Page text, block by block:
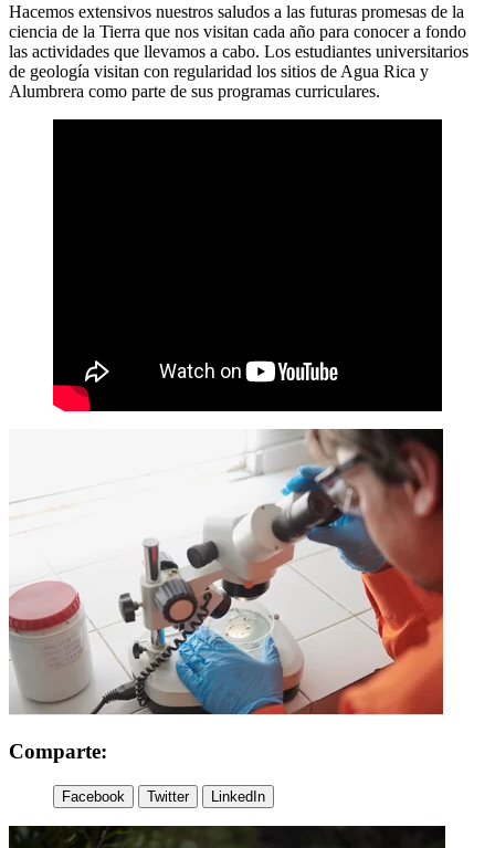
Hacemos extensivos nuestros saludos a las futuras promesas de la
ciencia de la Tierra que nos visitan cada año para conocer a fondo
las actividades que llevamos a cabo. Los estudiantes universitarios
de geología visitan con regularidad los sitios de Agua Rica y
Alumbrera como parte de sus programas curriculares.
Comparte:
Facebook Twitter LinkedIn